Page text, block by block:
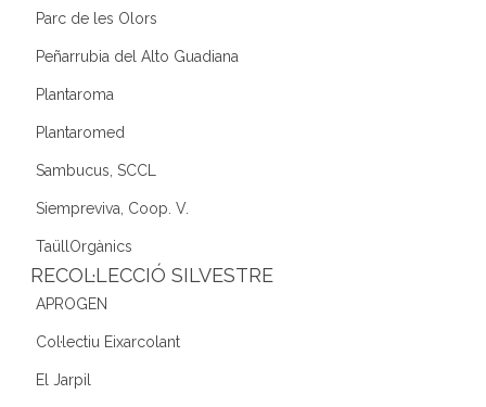
Parc de les Olors
Peñarrubia del Alto Guadiana
Plantaroma
Plantaromed
Sambucus, SCCL
Siempreviva, Coop. V.
TaüllOrgànics
RECOL·LECCIÓ SILVESTRE
APROGEN
Col·lectiu Eixarcolant
El Jarpil